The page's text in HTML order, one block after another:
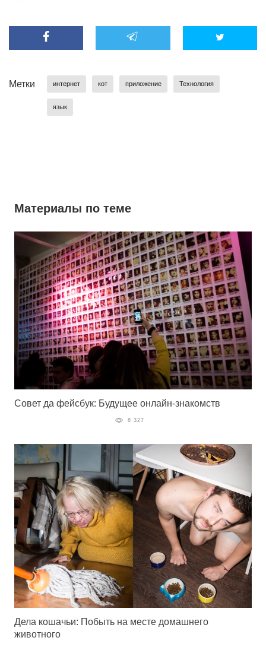
Метки интернет кот приложение Технология
язык
Материалы по теме
Совет да фейсбук: Будущее онлайн-знакомств
8 327
Дела кошачьи: Побыть на месте домашнего
животного